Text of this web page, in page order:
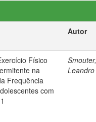
Autor
Físico
na
Frequência
com
Smouter,
Leandro